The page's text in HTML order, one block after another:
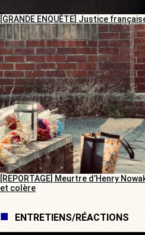
[GRANDE ENQUÊTE] Justice
[REPORTAGE] Meurtre d’Henry
et colère
ENTRETIENS/RÉACTIONS